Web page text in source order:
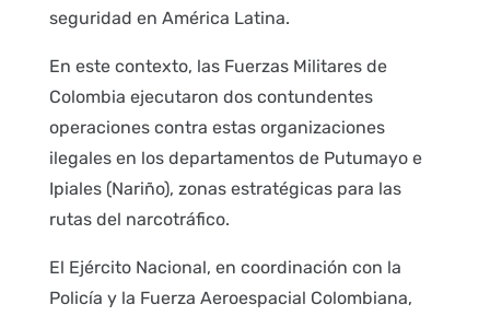
seguridad en América Latina.
En este contexto, las Fuerzas Militares de
Colombia ejecutaron dos contundentes
operaciones contra estas organizaciones
ilegales en los departamentos de Putumayo e
Ipiales (Nariño), zonas estratégicas para las
rutas del narcotráfico.
El Ejército Nacional, en coordinación con la
Policía y la Fuerza Aeroespacial Colombiana,